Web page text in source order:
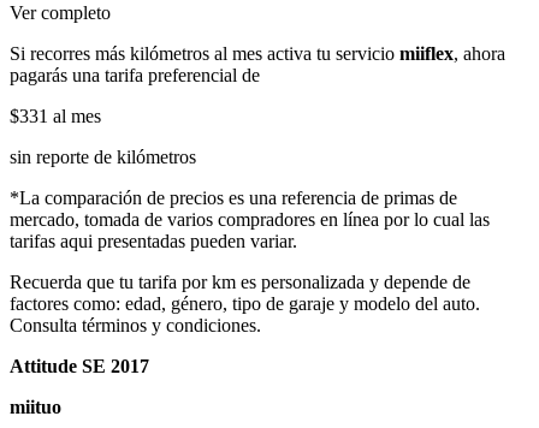
Ver completo
Si recorres más kilómetros al mes activa tu servicio miiflex, ahora
pagarás una tarifa preferencial de
$331 al mes
sin reporte de kilómetros
*La comparación de precios es una referencia de primas de
mercado, tomada de varios compradores en línea por lo cual las
tarifas aqui presentadas pueden variar.
Recuerda que tu tarifa por km es personalizada y depende de
factores como: edad, género, tipo de garaje y modelo del auto.
Consulta términos y condiciones.
Attitude SE 2017
miituo